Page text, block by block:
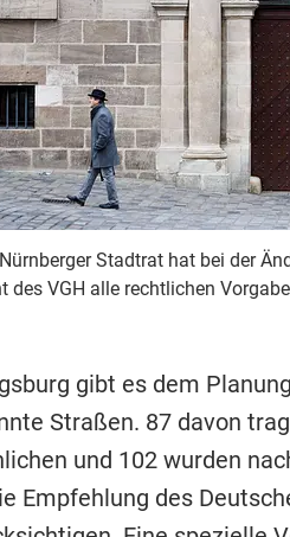
Stadtrat hat bei der
des VGH alle rechtlichen
gibt es dem
Straßen. 87 davon
und 102 wurden
Empfehlung des